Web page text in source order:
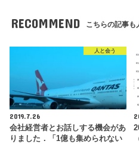
RECOMMEND こちらの記事も
人と会う
2019.7.26
会社経営者とお話しする機会があ
りました．「1億も集められない